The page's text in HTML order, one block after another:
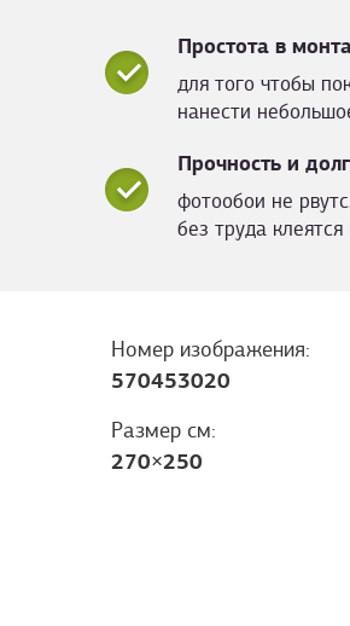
Простота в
для того чтобы
нанести
Прочность и
фотообои не
без труда
Номер изображения:
570453020
Размер см:
270×250